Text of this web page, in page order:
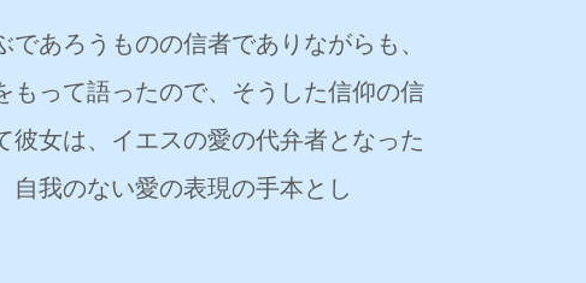
あろうものの信者でありながらも、
って語ったので、そうした信仰の信
女は、イエスの愛の代弁者となった
我のない愛の表現の手本とし